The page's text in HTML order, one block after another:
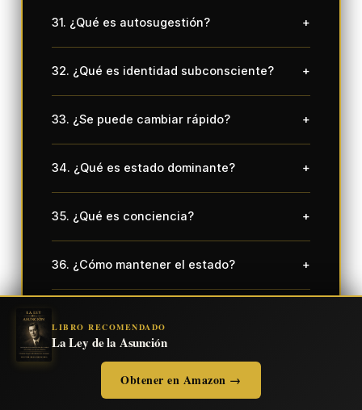
31. ¿Qué es autosugestión? +
32. ¿Qué es identidad subconsciente? +
33. ¿Se puede cambiar rápido? +
34. ¿Qué es estado dominante? +
35. ¿Qué es conciencia? +
36. ¿Cómo mantener el estado? +
38. ¿Qué es realidad externa?
LIBRO RECOMENDADO
La Ley de la Asunción
Obtener en Amazon →